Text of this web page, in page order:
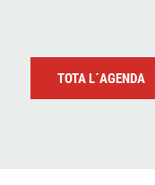
TOTA L´AGENDA